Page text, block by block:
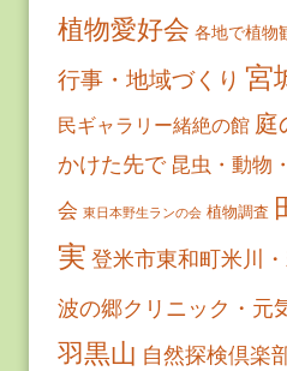
植物愛好会 各地で植物
行事・地域づくり 宮
民ギャラリー緒絶の館 庭
かけた先で 昆虫・動物
会 東日本野生ランの会 植物調査
実 登米市東和町米川
波の郷クリニック・元
羽黒山 自然探検倶楽